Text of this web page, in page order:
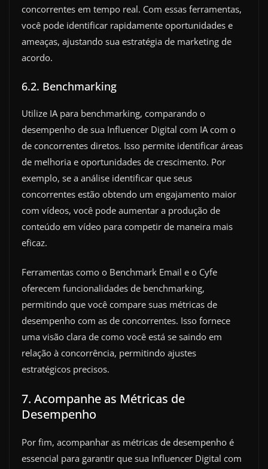
concorrentes em tempo real. Com essas ferramentas,
você pode identificar rapidamente oportunidades e
ameaças, ajustando sua estratégia de marketing de
acordo.
6.2. Benchmarking
Utilize IA para benchmarking, comparando o
desempenho de sua Influencer Digital com IA com o
de concorrentes diretos. Isso permite identificar áreas
de melhoria e oportunidades de crescimento. Por
exemplo, se a análise identificar que seus
concorrentes estão obtendo um engajamento maior
com vídeos, você pode aumentar a produção de
conteúdo em vídeo para competir de maneira mais
eficaz.
Ferramentas como o Benchmark Email e o Cyfe
oferecem funcionalidades de benchmarking,
permitindo que você compare suas métricas de
desempenho com as de concorrentes. Isso fornece
uma visão clara de como você está se saindo em
relação à concorrência, permitindo ajustes
estratégicos precisos.
7. Acompanhe as Métricas de
Desempenho
Por fim, acompanhar as métricas de desempenho é
essencial para garantir que sua Influencer Digital com